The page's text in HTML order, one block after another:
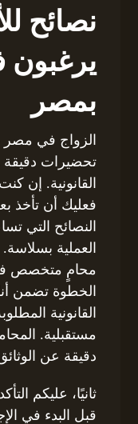
نصائح
يرغبون
بمصر
الزواج في
تحضيرات دقيقة
القانونية. إن
فعليك أن تأخذ
النصائح التي
العملية
محامٍ متخصص
الخطوة تضمن
القانونية
مستقبلية.
دقيقة عن
ثانيًا، عليكم
قبل البدء في